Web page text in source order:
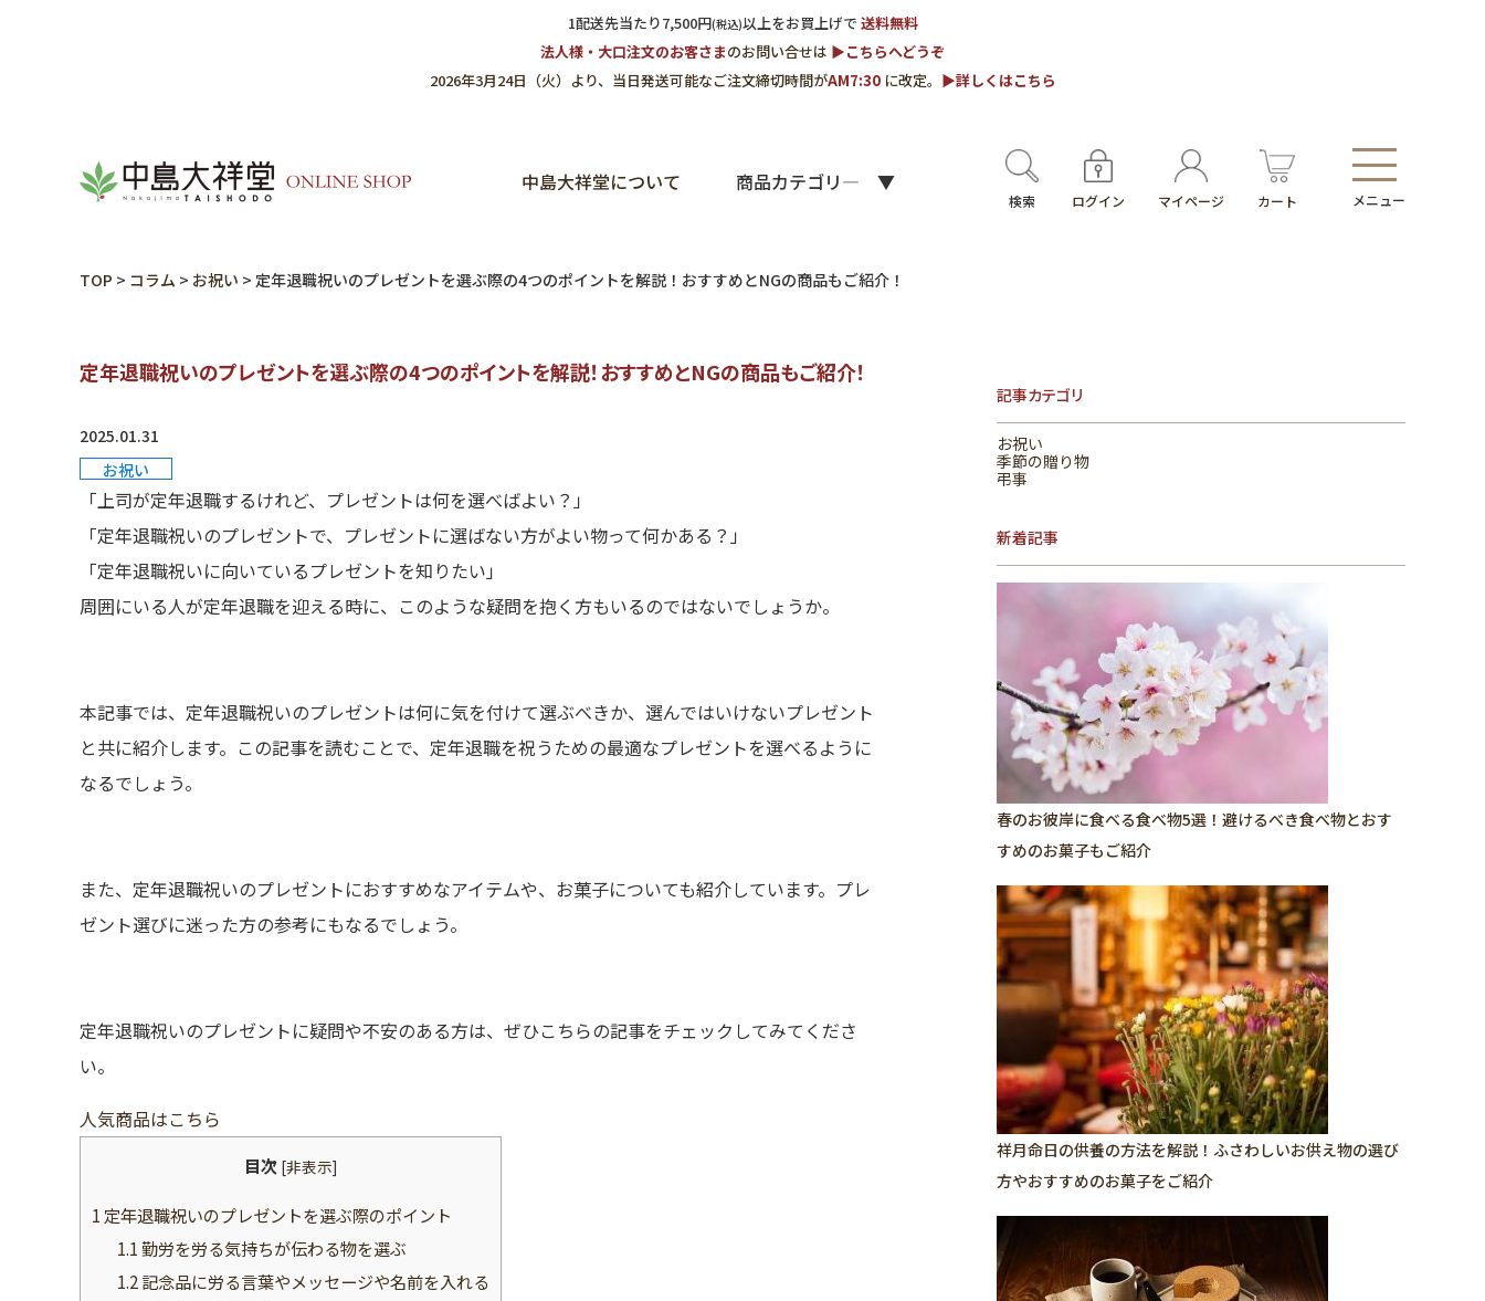
1配送先当たり7,500円(税込)以上をお買上げで 送料無料
法人様・大口注文のお客さまのお問い合せは ▶︎こちらへどうぞ
2026年3月24日（火）より、当日発送可能なご注文締切時間がAM7:30 に改定。 ▶︎詳しくはこちら
中島大祥堂について 商品カテゴリ―
検索 ログイン マイページ カート メニュー
TOP > コラム > お祝い > 定年退職祝いのプレゼントを選ぶ際の4つのポイントを解説！おすすめとNGの商品もご紹介！
定年退職祝いのプレゼントを選ぶ際の4つのポイントを解説！おすすめとNGの商品もご紹介！
2025.01.31
お祝い
「上司が定年退職するけれど、プレゼントは何を選べばよい？」
「定年退職祝いのプレゼントで、プレゼントに選ばない方がよい物って何かある？」
「定年退職祝いに向いているプレゼントを知りたい」
周囲にいる人が定年退職を迎える時に、このような疑問を抱く方もいるのではないでしょうか。
本記事では、定年退職祝いのプレゼントは何に気を付けて選ぶべきか、選んではいけないプレゼント
と共に紹介します。この記事を読むことで、定年退職を祝うための最適なプレゼントを選べるように
なるでしょう。
また、定年退職祝いのプレゼントにおすすめなアイテムや、お菓子についても紹介しています。プレ
ゼント選びに迷った方の参考にもなるでしょう。
定年退職祝いのプレゼントに疑問や不安のある方は、ぜひこちらの記事をチェックしてみてくださ
い。
人気商品はこちら
目次 [非表示]
1 定年退職祝いのプレゼントを選ぶ際のポイント
1.1勤労を労る気持ちが伝わる物を選ぶ
1.2記念品に労る言葉やメッセージや名前を入れる
記事カテゴリ
お祝い
季節の贈り物
弔事
新着記事
春のお彼岸に食べる食べ物5選！避けるべき食べ物とおす
すめのお菓子もご紹介
祥月命日の供養の方法を解説！ふさわしいお供え物の選び
方やおすすめのお菓子をご紹介